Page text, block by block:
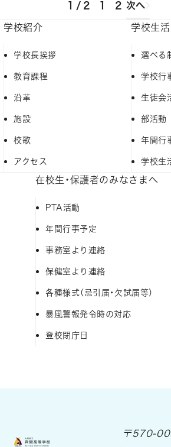
1 / 2 1 2 次へ
学校紹介
学校長挨拶
教育課程
沿革
施設
校歌
アクセス
学校生活
選べる
学校行
生徒会
部活動
年間行
学校生
在校生・保護者のみなさまへ
PTA活動
年間行事予定
事務室より連絡
保健室より連絡
各種様式（忌引届・欠試届等）
暴風警報発令時の対応
登校閉庁日
〒570-